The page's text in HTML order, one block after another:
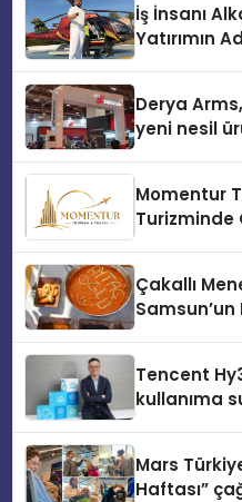
İş İnsanı
Yatırımın
Derya
yeni nesil
Momentur
Turizminde
Çakallı
Samsun’un
Tencent
kullanıma
Mars
Haftası”